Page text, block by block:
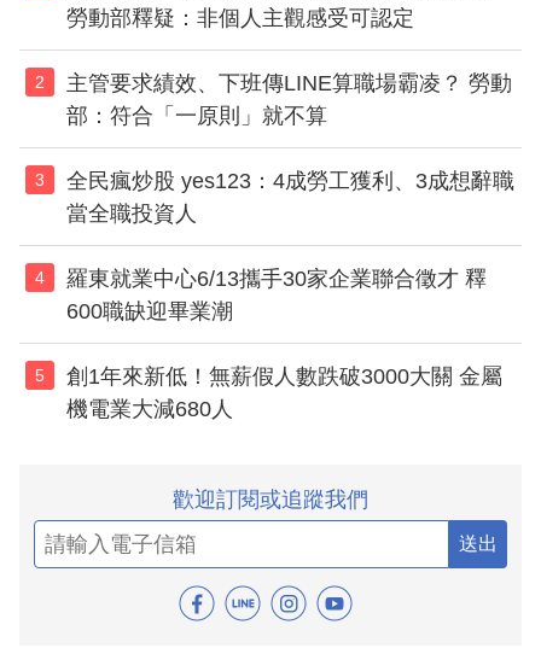
勞動部釋疑：非個人主觀感受可認定
2
主管要求績效、下班傳LINE算職場霸凌？ 勞動
部：符合「一原則」就不算
3
全民瘋炒股 yes123：4成勞工獲利、3成想辭職
當全職投資人
4
羅東就業中心6/13攜手30家企業聯合徵才 釋
600職缺迎畢業潮
5
創1年來新低！無薪假人數跌破3000大關 金屬
機電業大減680人
歡迎訂閱或追蹤我們
送出